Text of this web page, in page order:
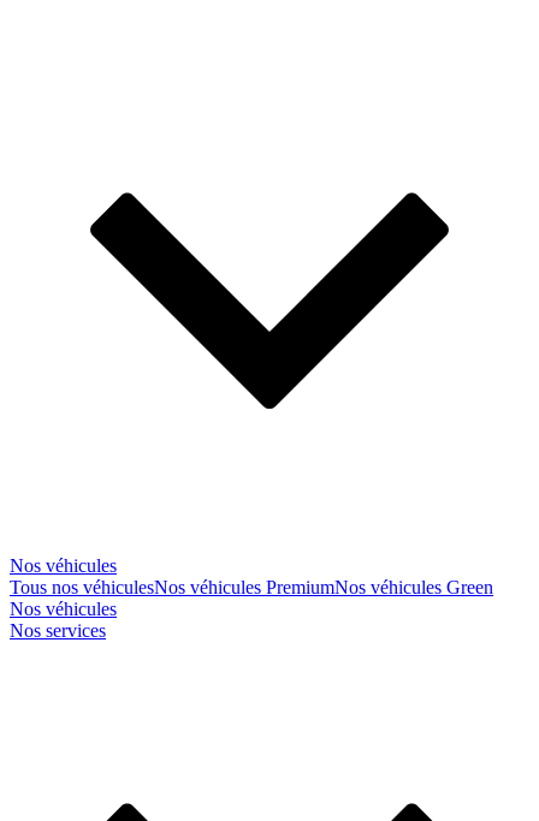
Nos véhicules
Tous nos véhiculesNos véhicules PremiumNos véhicules Green
Nos véhicules
Nos services